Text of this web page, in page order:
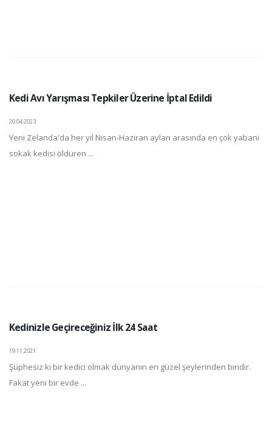
Kedi Avı Yarışması Tepkiler Üzerine İptal Edildi
20.04.2023
Yeni Zelanda'da her yıl Nisan-Haziran ayları arasında en çok yabani
sokak kedisi öldüren ...
Kedinizle Geçireceğiniz İlk 24 Saat
19.11.2021
Şüphesiz ki bir kedici olmak dünyanın en güzel şeylerinden biridir.
Fakat yeni bir evde ...